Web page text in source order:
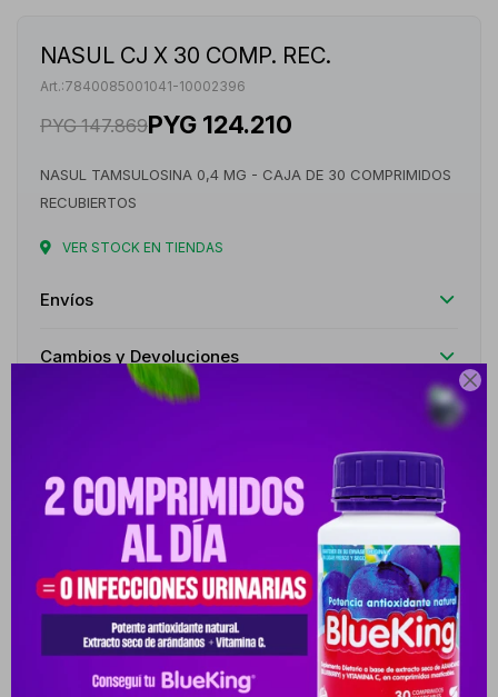

NASUL CJ X 30 COMP. REC.
7840085001041-10002396
PYG 147.869PYG 124.210
NASUL TAMSULOSINA 0,4 MG - CAJA DE 30 COMPRIMIDOS
RECUBIERTOS
VER STOCK EN TIENDAS
Envíos
Cambios y Devoluciones
Descripción
ALFABLOQUEANTE SELECTIVO INDICADO PARA EL TRATAMIENTO
DE LA HIPERPLASIA PROSTÁTICA BENIGNA (HPB). MEJORA EL
FLUJO URINARIO, REDU